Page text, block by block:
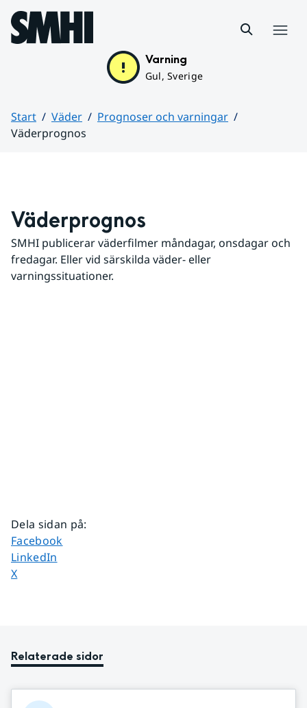
Hoppa till sidans innehåll
Varning
Gul, Sverige
Start Väder
Prognoser och varningar
Väderprognos
Väderprognos
SMHI publicerar väderfilmer måndagar, onsdagar och
fredagar. Eller vid särskilda väder- eller
varningssituationer.
Dela sidan på:
Dela sidan på
Facebook
Dela sidan på
LinkedIn
Dela sidan på
X
Relaterade sidor